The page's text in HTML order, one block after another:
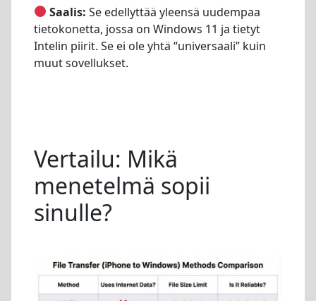
Saalis: Se edellyttää yleensä uudempaa
tietokonetta, jossa on Windows 11 ja tietyt
Intelin piirit. Se ei ole yhtä “universaali” kuin
muut sovellukset.
Vertailu: Mikä
menetelmä sopii
sinulle?